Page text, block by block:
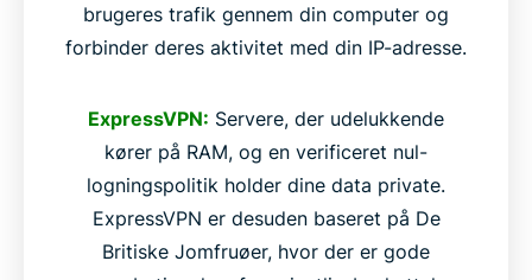
brugeres trafik gennem din computer og
forbinder deres aktivitet med din IP-adresse.
ExpressVPN: Servere, der udelukkende
kører på RAM, og en verificeret nul-
logningspolitik holder dine data private.
ExpressVPN er desuden baseret på De
Britiske Jomfruøer, hvor der er gode